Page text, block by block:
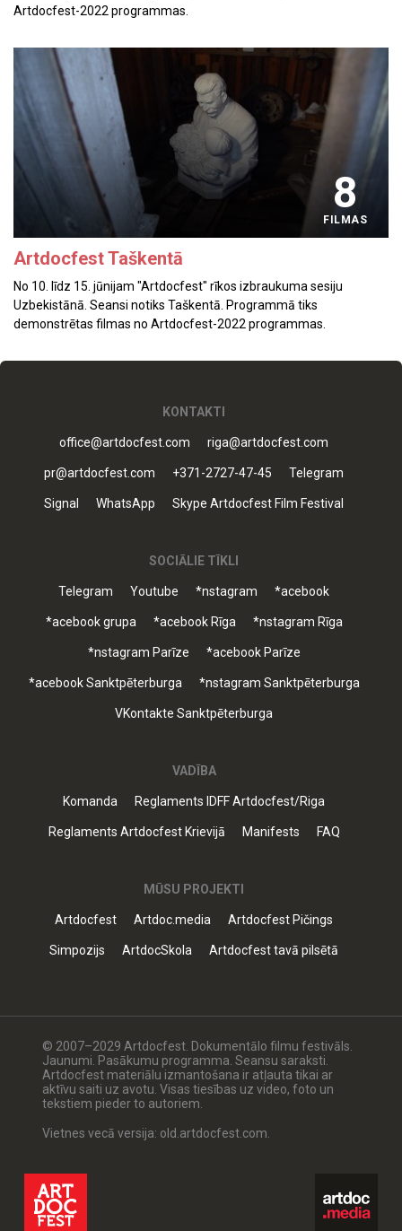
Artdocfest-2022 programmas.
8
FILMAS
Artdocfest Taškentā
No 10. līdz 15. jūnijam "Artdocfest" rīkos izbraukuma sesiju
Uzbekistānā. Seansi notiks Taškentā. Programmā tiks
demonstrētas filmas no Artdocfest-2022 programmas.
KONTAKTI
office@artdocfest.com riga@artdocfest.com
pr@artdocfest.com +371-2727-47-45 Telegram
Signal WhatsApp Skype Artdocfest Film Festival
SOCIĀLIE TĪKLI
Telegram Youtube *nstagram *acebook
*acebook grupa *acebook Rīga *nstagram Rīga
*nstagram Parīze *acebook Parīze
*acebook Sanktpēterburga *nstagram Sanktpēterburga
VKontakte Sanktpēterburga
VADĪBA
Komanda Reglaments IDFF Artdocfest/Riga
Reglaments Artdocfest Krievijā Manifests FAQ
MŪSU PROJEKTI
Artdocfest Artdoc.media Artdocfest Pičings
Simpozijs ArtdocSkola Artdocfest tavā pilsētā
© 2007–2029 Artdocfest. Dokumentālo filmu festivāls.
Jaunumi. Pasākumu programma. Seansu saraksti.
Artdocfest materiālu izmantošana ir atļauta tikai ar
aktīvu saiti uz avotu. Visas tiesības uz video, foto un
tekstiem pieder to autoriem.
Vietnes vecā versija: old.artdocfest.com.